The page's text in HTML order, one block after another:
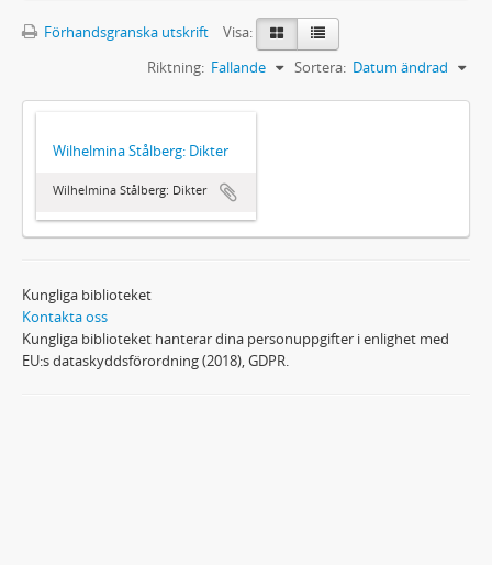
Förhandsgranska utskrift
Visa:
Sortera: Datum ändrad
Riktning: Fallande
Wilhelmina Stålberg: Dikter
Wilhelmina Stålberg: Dikter
Kungliga biblioteket
Kontakta oss
Kungliga biblioteket hanterar dina personuppgifter i enlighet med
EU:s dataskyddsförordning (2018), GDPR.